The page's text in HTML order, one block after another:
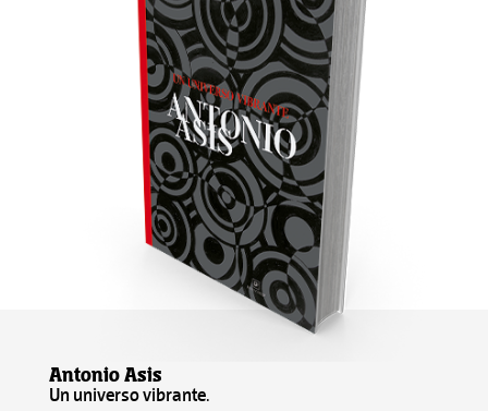
Antonio Asis
Un universo vibrante.